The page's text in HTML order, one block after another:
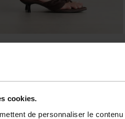
cookies.
de personnaliser le